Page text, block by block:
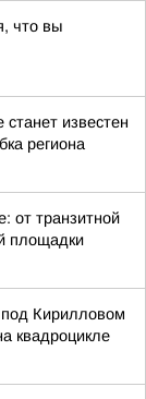
что вы
известен
региона
от транзитной
площадки
Кирилловом
квадроцикле